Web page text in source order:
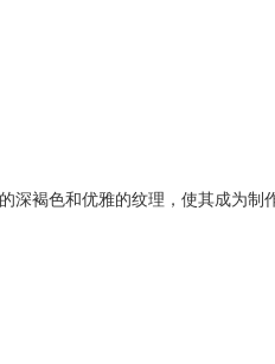
深褐色和优雅的纹理，使其成为